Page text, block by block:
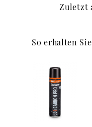
Zuletzt
So erhalten